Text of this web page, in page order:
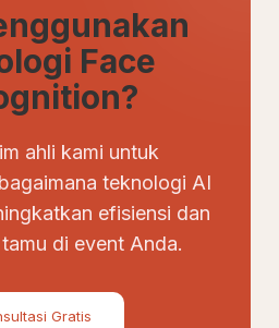
Face
ahli kami untuk
teknologi AI
efisiensi dan
di event Anda.
Gratis